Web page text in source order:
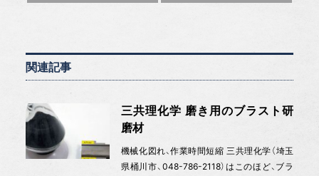
関連記事
三共理化学 磨き用のブラスト研
磨材
機械化図れ、作業時間短縮 三共理化学（埼玉
県桶川市、048-786-2118）はこのほど、ブラ